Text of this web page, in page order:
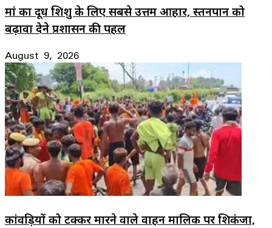
मां का दूध शिशु के लिए सबसे उत्तम आहार, स्तनपान को
बढ़ावा देने प्रशासन की पहल
August 9, 2026
कांवड़ियों को टक्कर मारने वाले वाहन मालिक पर शिकंजा,